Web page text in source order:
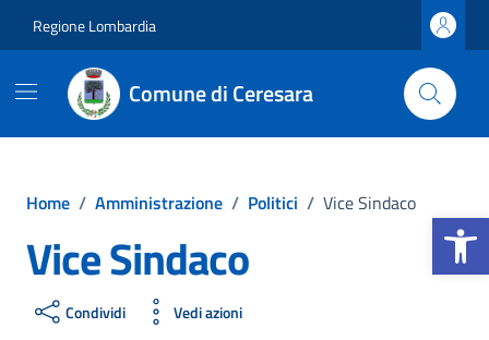
Apri la
Regione Lombardia
Comune di Ceresara
Home / Amministrazione / Politici / Vice Sindaco
Vice Sindaco
Condividi Vedi azioni